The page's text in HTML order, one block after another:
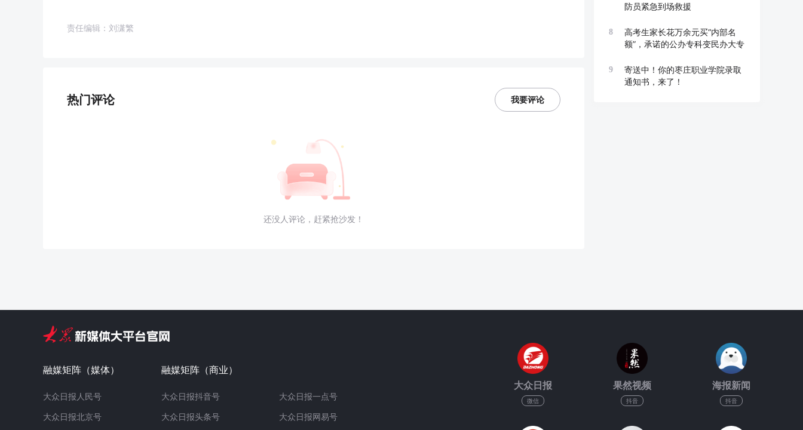
责任编辑：刘潇繁
热门评论 我要评论
还没人评论，赶紧抢沙发！
防员紧急到场救援
8
高考生家长花万余元买“内部名
额”，承诺的公办专科变民办大专
9
寄送中！你的枣庄职业学院录取
通知书，来了！
融媒矩阵（媒体）
大众日报人民号
大众日报北京号
融媒矩阵（商业）
大众日报抖音号
大众日报头条号
大众日报一点号
大众日报网易号
大众日报
微信
果然视频
抖音
海报新闻
抖音